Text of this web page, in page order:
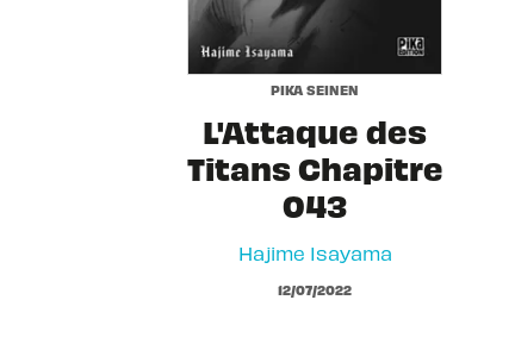
PIKA SEINEN
L'Attaque des
Titans Chapitre
043
Hajime Isayama
12/07/2022